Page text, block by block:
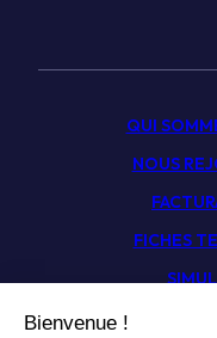
QUI
NOUS
FICHES